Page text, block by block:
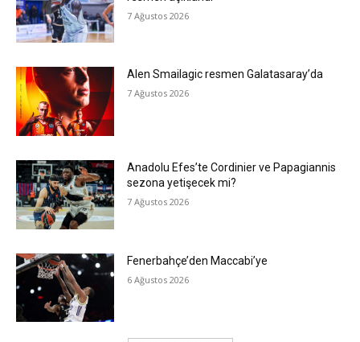
7 Ağustos 2026
Alen Smailagic resmen Galatasaray’da
7 Ağustos 2026
Anadolu Efes’te Cordinier ve Papagiannis
sezona yetişecek mi?
7 Ağustos 2026
Fenerbahçe’den Maccabi’ye
6 Ağustos 2026